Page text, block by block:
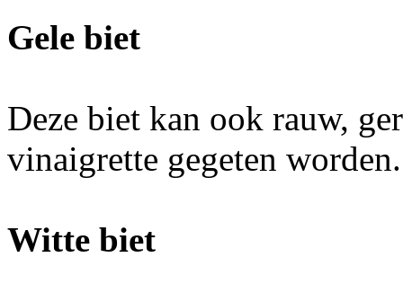
Gele biet
Deze biet kan ook rauw,
vinaigrette gegeten worden.
Witte biet